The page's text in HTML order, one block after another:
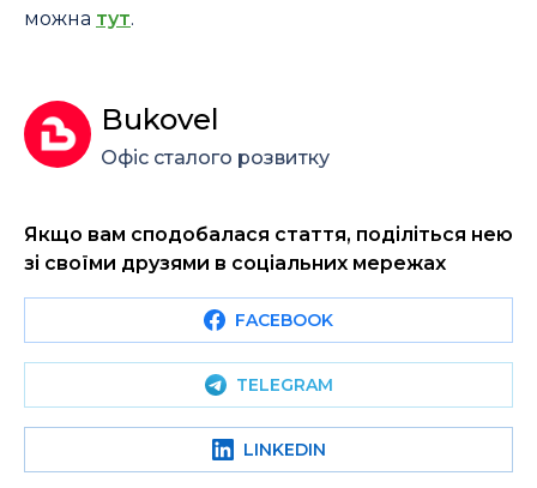
можна тут.
Bukovel
Офіс сталого розвитку
Якщо вам сподобалася стаття, поділіться нею
зі своїми друзями в соціальних мережах
FACEBOOK
TELEGRAM
LINKEDIN